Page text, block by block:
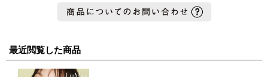
最近閲覧した商品